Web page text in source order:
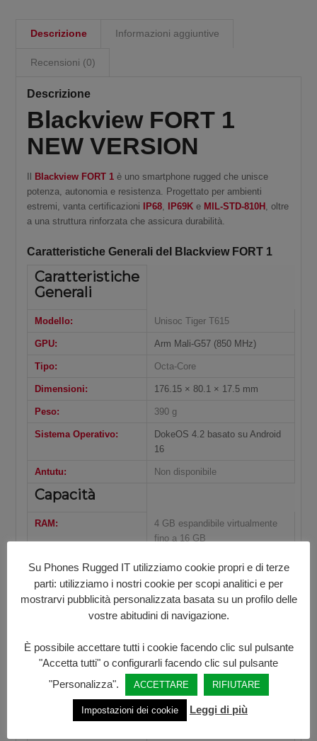
Descrizione Informazioni aggiuntive
Recensioni (0)
Descrizione
Blackview FORT 1
NEW VERSION
Blackview FORT 1 è uno smartphone rugged che unisce
potenza, autonomia e resistenza. Progettato per ambienti
estremi, vanta certificazioni
IP68 IP69K e MIL-STD-810H
, oltre
a una struttura rinforzata che assicura durabilità.
Caratteristiche Generali del Blackview FORT 1
Caratteristiche
Generali
Modello: Unisoc Tiger T615
GPU: Arm Mali-G57 (850 MHz)
Tipo: Octa-Core
Dimensioni: 176.15 × 80.1 × 17.5 mm
Peso: 390 g
Sistema Operativo:
DokeOS 4.2 basato su Android
16
Antutu: Non disponibile
Capacità
RAM:
4 GB espandibile virtualmente
fino a 16 GB
6 GB espandibile virtualmente
ROM: 128 GB / 256 GB
TF)
Batteria:
10.000 mAh con ricarica rapida
18 W
Display
Su Phones Rugged IT utilizziamo cookie propri e di terze
parti: utilizziamo i nostri cookie per scopi analitici e per
mostrarvi pubblicità personalizzata basata su un profilo delle
vostre abitudini di navigazione.
È possibile accettare tutti i cookie facendo clic sul pulsante
"Accetta tutti" o configurarli facendo clic sul pulsante
"Personalizza".
ACCETTARE RIFIUTARE
Impostazioni dei cookie Leggi di più